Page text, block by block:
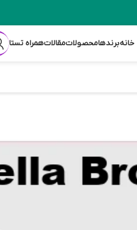
خانهبرندهامحصولاتمقالاتهمراه تستا